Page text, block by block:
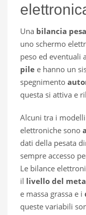
Una bilancia
uno schermo
peso ed eventuali
pile e hanno un
spegnimento
questa si attiva e
Alcuni tra i
elettroniche sono
dati della pesata
sempre accesso
Le bilance
il livello del
e massa grassa e i
queste variabili